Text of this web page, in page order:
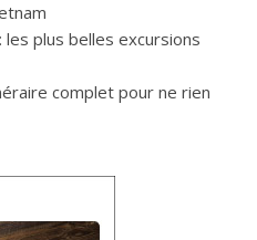
plus belles excursions
complet pour ne rien